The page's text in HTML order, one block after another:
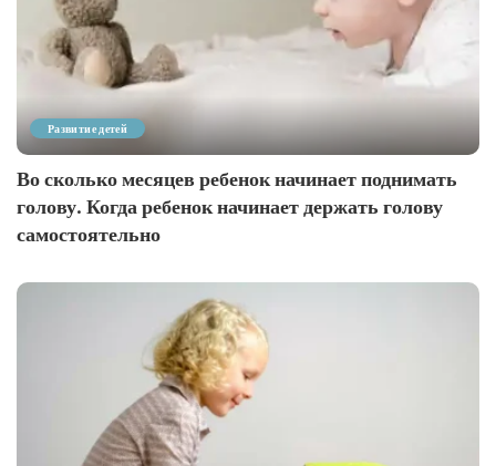
Развитие детей
Во сколько месяцев ребенок начинает поднимать
голову. Когда ребенок начинает держать голову
самостоятельно